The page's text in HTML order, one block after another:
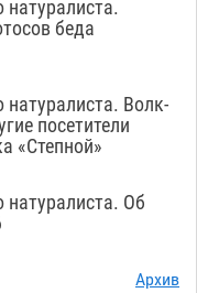
натуралиста.
беда
натуралиста. Волк-
посетители
«Степной»
натуралиста. Об
Архив